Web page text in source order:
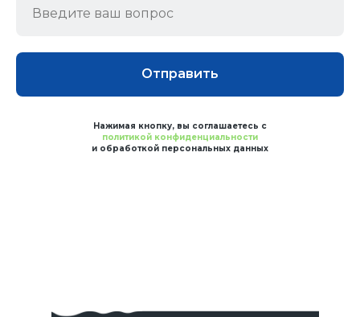
Отправить
Нажимая кнопку, вы соглашаетесь с
политикой конфиденциальности
и обработкой персональных данных